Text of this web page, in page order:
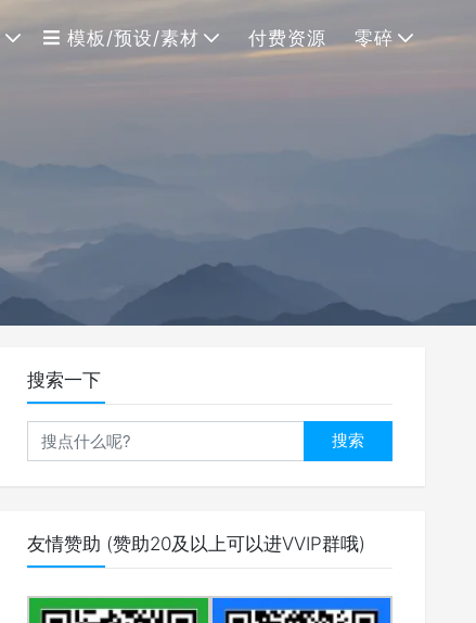
模板/预设/素材 付费资源 零碎
搜索一下
搜索
友情赞助 (赞助20及以上可以进VVIP群哦)